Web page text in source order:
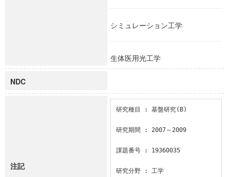
シミュレーション工学
生体医用光工学
NDC
注記
研究種目 : 基盤研究(B)
研究期間 : 2007～2009
課題番号 : 19360035
研究分野 : 工学